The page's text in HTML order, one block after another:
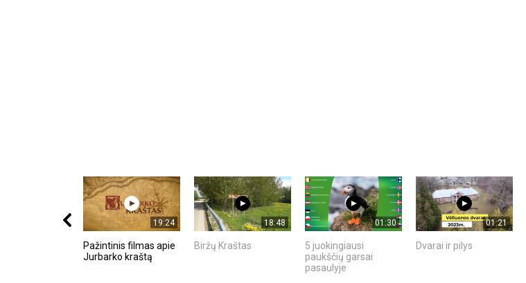
19:24
Pažintinis filmas apie
Jurbarko kraštą
18:48
Biržų Kraštas
01:30
5 juokingiausi
paukščių garsai
pasaulyje
01:21
Dvarai ir pilys